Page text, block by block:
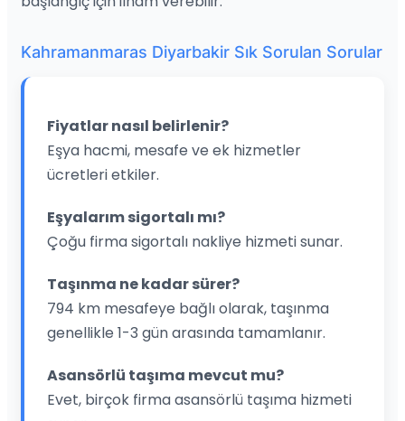
Kahramanmaras Diyarbakir Sık Sorulan Sorular
Fiyatlar nasıl belirlenir?
Eşya hacmi, mesafe ve ek hizmetler
ücretleri etkiler.
Eşyalarım sigortalı mı?
Çoğu firma sigortalı nakliye hizmeti sunar.
Taşınma ne kadar sürer?
794 km mesafeye bağlı olarak, taşınma
genellikle 1-3 gün arasında tamamlanır.
Asansörlü taşıma mevcut mu?
Evet, birçok firma asansörlü taşıma hizmeti